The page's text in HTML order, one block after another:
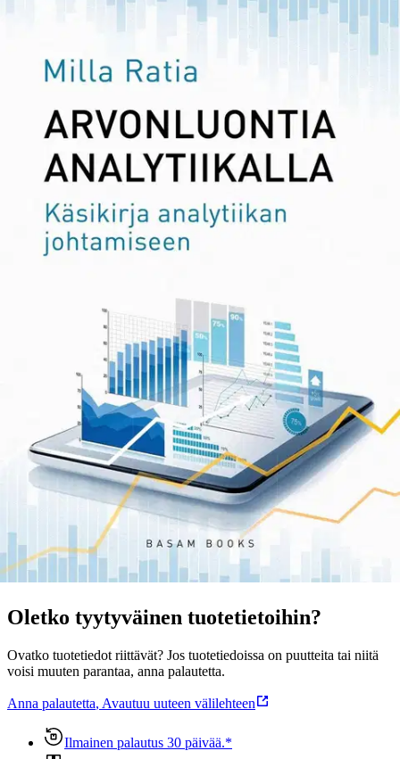
Ei saatavilla
Tuotekuvaus
Data ei ole uusi öljy, ellei sitä osata hyödyntää osana liiketoimintaa.
Onnistunut analytiikkajohtaminen sen sijaan valjastaa datasta
merkittävää arvoa liiketoiminnalle. Arvonluontia analytiikalla kertoo,
millaista arvoa analytiikasta voi syntyä ja mitkä ovat
tapausesimerkkeihin eri toimialoilta.
käsikirja ylimmälle yritysjohdolle ja päällikkötason henkilöille
suuressa tai keskisuuressa yrityksessä, toimialasta riippumatta. Se
avaa arvokkaita näkökulmia myös business intelligence (BI)- ja
analytiikkakonsultoinnin parissa työskenteleville sekä muille
analytiikan johtamisesta kiinnostuneille asiantuntijoille. Milla
Ratialla (FT, KTM) on laaja-alainen kokemus analytiikan
johtamisesta, datapohjaisesta tuote- ja palvelukehityksestä sekä
digitaalisten kyvykkyyksien rakentamisesta eri toimialoilta. Hän on
väitellyt tohtoriksi analytiikan arvonluonnista.
Näytä lisää tuotekuvausta
Ominaisuudet
Oletko tyytyväinen tuotetietoihin?
Ovatko tuotetiedot riittävät? Jos tuotetiedoissa on puutteita tai niitä
voisi muuten parantaa, anna palautetta.
Anna palautetta, Avautuu uuteen välilehteen
Ilmainen palautus 30 päivää.*